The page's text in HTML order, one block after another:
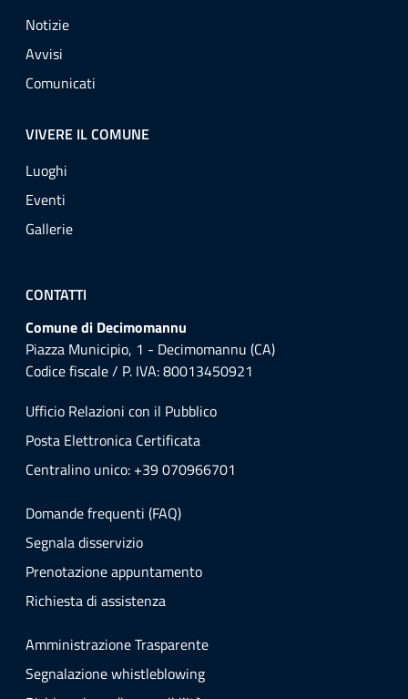
Notizie
Avvisi
Comunicati
VIVERE IL COMUNE
Luoghi
Eventi
Gallerie
CONTATTI
Comune di Decimomannu
Piazza Municipio, 1 - Decimomannu (CA)
Codice fiscale / P. IVA: 80013450921
Ufficio Relazioni con il Pubblico
Posta Elettronica Certificata
Centralino unico: +39 070966701
Domande frequenti (FAQ)
Segnala disservizio
Prenotazione appuntamento
Richiesta di assistenza
Amministrazione Trasparente
Segnalazione whistleblowing